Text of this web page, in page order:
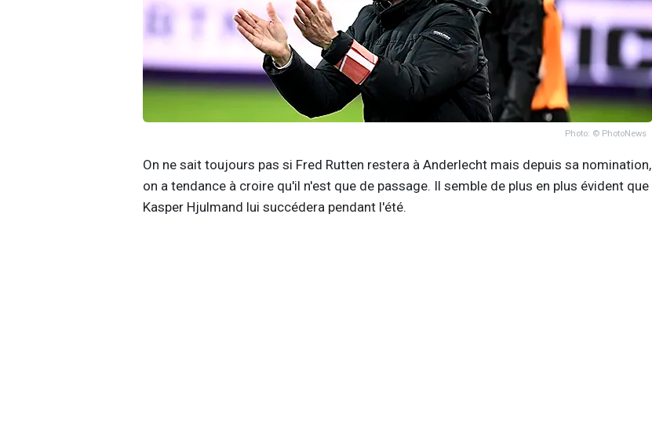
Photo: © PhotoNews
On ne sait toujours pas si Fred Rutten restera à Anderlecht mais depuis sa nomination,
on a tendance à croire qu'il n'est que de passage. Il semble de plus en plus évident que
Kasper Hjulmand lui succédera pendant l'été.